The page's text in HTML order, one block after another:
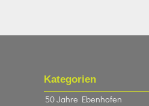
Kategorien
50 Jahre Ebenhofen